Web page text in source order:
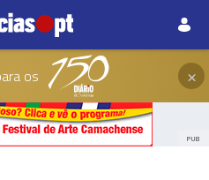
os ×
PUB